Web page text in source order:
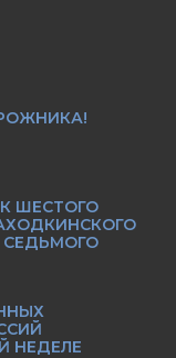
ШЕСТОГО
СЕДЬМОГО
НЕДЕЛЕ